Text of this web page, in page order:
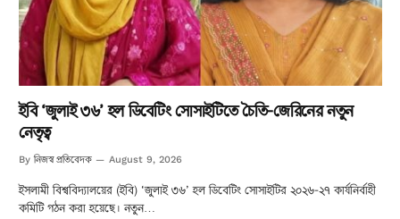
ইবি ‘জুলাই ৩৬’ হল ডিবেটিং সোসাইটিতে চৈতি-জেরিনের নতুন
নেতৃত্ব
By নিজস্ব প্রতিবেদক August 9, 2026
ইসলামী বিশ্ববিদ্যালয়ের (ইবি) ‘জুলাই ৩৬’ হল ডিবেটিং সোসাইটির ২০২৬-২৭ কার্যনির্বাহী
কমিটি গঠন করা হয়েছে। নতুন…